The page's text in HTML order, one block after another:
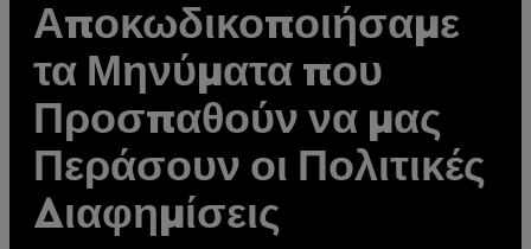
Αποκωδικοποιήσαμε
τα Μηνύματα που
Προσπαθούν να μας
Περάσουν οι Πολιτικές
Διαφημίσεις